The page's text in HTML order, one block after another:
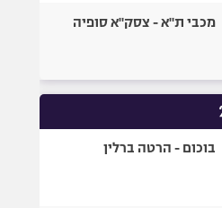
אופניים
כדורמים
פוטבול אמריקאי NFL
מכבי ת"א - צסק"א סופיה
בוכום - הרטה ברלין